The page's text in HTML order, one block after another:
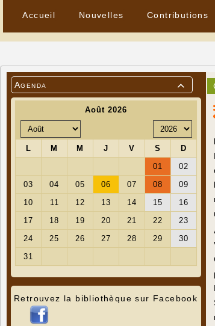
Accueil Nouvelles Contributions

Agenda
Retrouvez la bibliothèque sur Facebook